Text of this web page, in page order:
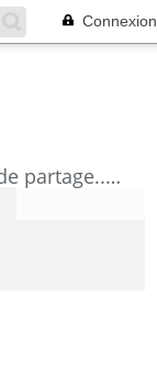
Connexion
découvrez mes aquarelles, mes tutoriels, mes coups de coeur lecture et artistes et autres envies de partage....Céline Castaingt-T.